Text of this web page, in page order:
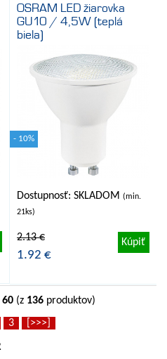
OSRAM LED žiarovka
GU10 / 4,5W (teplá
biela)
- 10%
Dostupnosť: SKLADOM (min.
21ks)
2.13 €
1.92 €
Kúpiť
60 (z 136 produktov)
3 [>>>]